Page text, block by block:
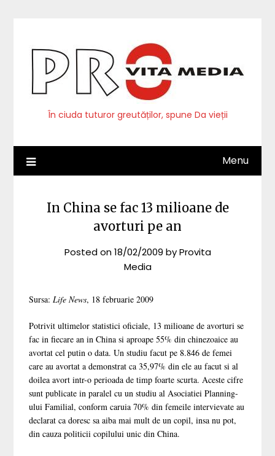
În ciuda tuturor greutăților, spune Da vieții
Menu
In China se fac 13 milioane de
avorturi pe an
Posted on18/02/2009 byProvita
Media
Sursa:Life News, 18 februarie 2009
Potrivit ultimelor statistici oficiale, 13 milioane de avorturi se
fac in fiecare an in China si aproape 55% din chinezoaice au
avortat cel putin o data. Un studiu facut pe 8.846 de femei
care au avortat a demonstrat ca 35,97% din ele au facut si al
doilea avort intr-o perioada de timp foarte scurta. Aceste cifre
sunt publicate in paralel cu un studiu al Asociatiei Planning-
ului Familial, conform caruia 70% din femeile intervievate au
declarat ca doresc sa aiba mai mult de un copil, insa nu pot,
din cauza politicii copilului unic din China.